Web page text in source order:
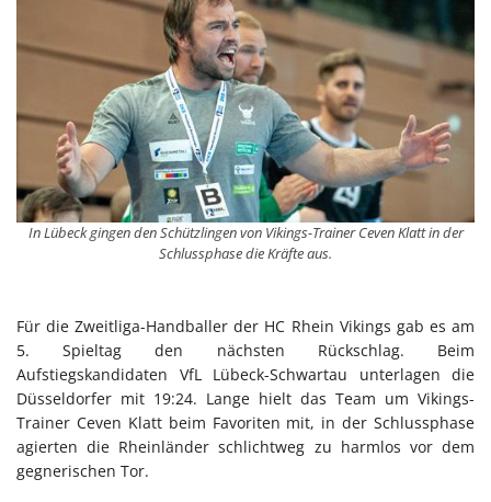
In Lübeck gingen den Schützlingen von Vikings-Trainer Ceven Klatt in der
Schlussphase die Kräfte aus.
Für die Zweitliga-Handballer der HC Rhein Vikings gab es am
5. Spieltag den nächsten Rückschlag. Beim
Aufstiegskandidaten VfL Lübeck-Schwartau unterlagen die
Düsseldorfer mit 19:24. Lange hielt das Team um Vikings-
Trainer Ceven Klatt beim Favoriten mit, in der Schlussphase
agierten die Rheinländer schlichtweg zu harmlos vor dem
gegnerischen Tor.